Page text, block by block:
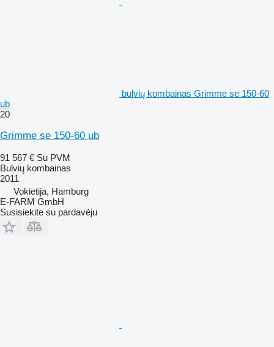
bulvių kombainas Grimme se 150-60
ub
20
Grimme se 150-60 ub
91 567 € Su PVM
Bulvių kombainas
2011
Vokietija, Hamburg
E-FARM GmbH
Susisiekite su pardavėju